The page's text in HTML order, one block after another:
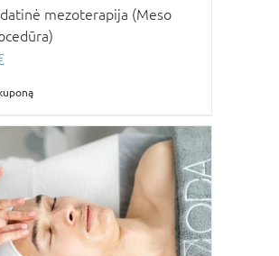
mezoterapija (Meso